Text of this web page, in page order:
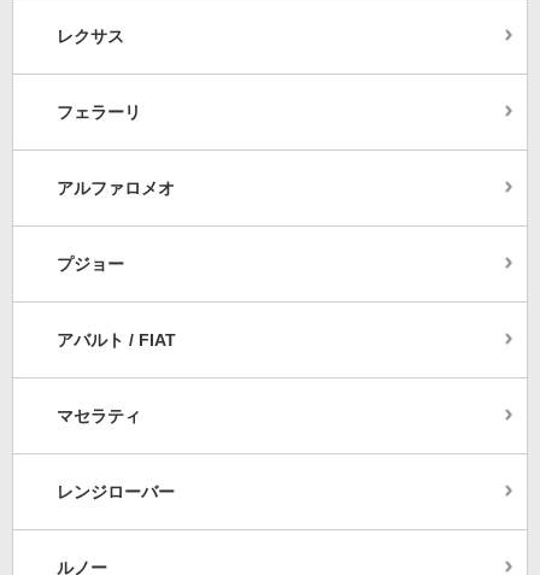
レクサス
フェラーリ
アルファロメオ
プジョー
アバルト / FIAT
マセラティ
レンジローバー
ルノー